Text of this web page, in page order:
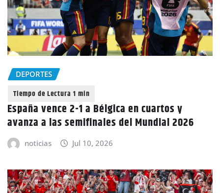
DEPORTES
España vence 2-1 a Bélgica en cuartos y
avanza a las semifinales del Mundial 2026
noticias Jul 10, 2026